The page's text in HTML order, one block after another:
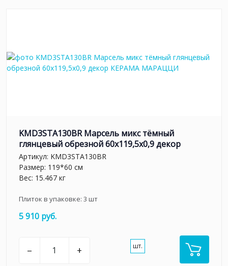
KMD3STA130BR Марсель микс тёмный
глянцевый обрезной 60x119,5x0,9 декор
Артикул: KMD3STA130BR
Размер: 119*60 см
Вес: 15.467 кг
Плиток в упаковке: 3 шт
5 910 руб.
– + шт.